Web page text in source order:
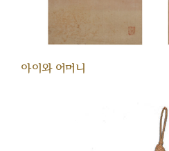
아이와 어머니